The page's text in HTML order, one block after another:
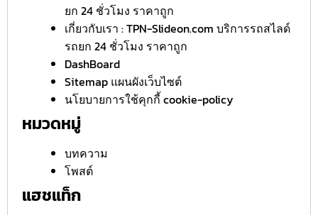
ยก 24 ชั่วโมง ราคาถูก
เกี่ยวกับเรา : TPN-Slideon.com บริการรถสไลด์
รถยก 24 ชั่วโมง ราคาถูก
DashBoard
Sitemap แผนผังเว็บไซต์
นโยบายการใช้คุกกี้ cookie-policy
หมวดหมู่
บทความ
โพสต์
แฮชแท็ก